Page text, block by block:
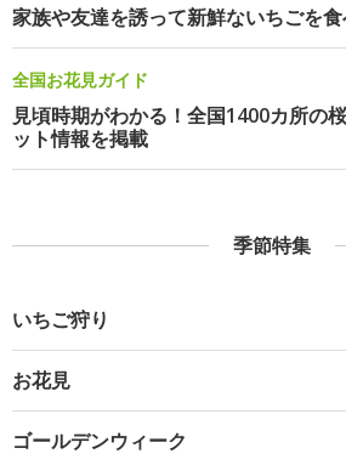
家族や友達を誘って新鮮ないちごを
全国お花見ガイド
見頃時期がわかる！全国1400カ所の
ット情報を掲載
季節特集
いちご狩り
お花見
ゴールデンウィーク